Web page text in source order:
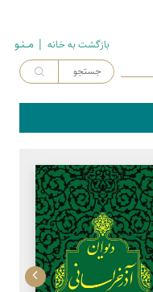
بازگشت به خـانه | مــنـو